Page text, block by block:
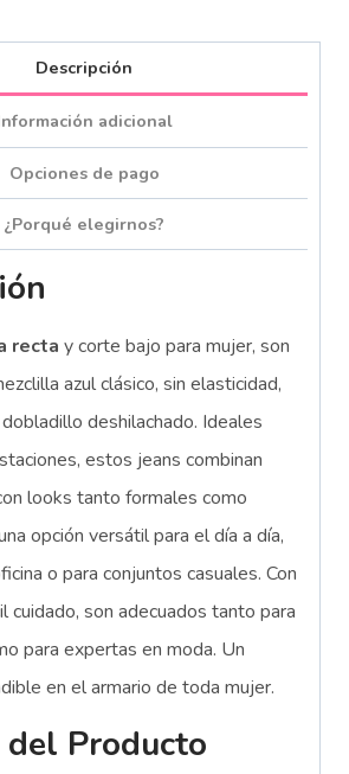
Descripción
adicional
Opciones de pago
¿Porqué elegirnos?
recta y corte bajo para mujer, son
azul clásico, sin elasticidad,
deshilachado. Ideales
estos jeans combinan
looks tanto formales como
opción versátil para el día a día,
o para conjuntos casuales. Con
cuidado, son adecuados tanto para
para expertas en moda. Un
en el armario de toda mujer.
Producto